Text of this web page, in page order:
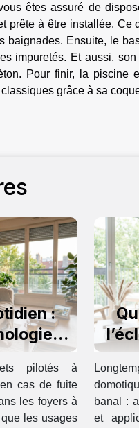
êtes assuré de
prête à être installée. Ce
baignades. Ensuite, le
impuretés. Et aussi,
Pour finir, la piscine
grâce à sa
:
pilotés à
cas de fuite
les foyers à
les usages
banal :
et